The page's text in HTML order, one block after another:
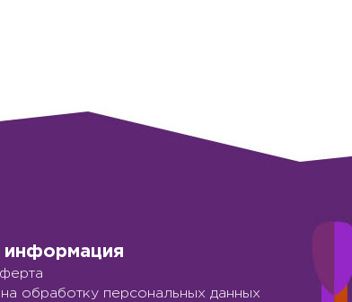
информация
обработку персональных данных